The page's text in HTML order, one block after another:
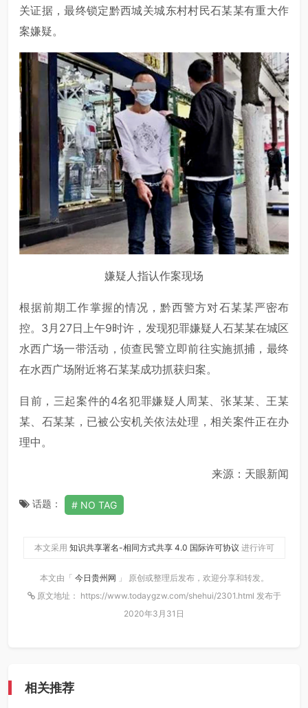
关证据，最终锁定黔西城关城东村村民石某某有重大作
案嫌疑。
嫌疑人指认作案现场
根据前期工作掌握的情况，黔西警方对石某某严密布
控。3月27日上午9时许，发现犯罪嫌疑人石某某在城区
水西广场一带活动，侦查民警立即前往实施抓捕，最终
在水西广场附近将石某某成功抓获归案。
目前，三起案件的4名犯罪嫌疑人周某、张某某、王某
某、石某某，已被公安机关依法处理，相关案件正在办
理中。
来源：天眼新闻
话题： NO TAG
本文采用 知识共享署名-相同方式共享 4.0 国际许可协议 进行许可
本文由「 今日贵州网 」 原创或整理后发布，欢迎分享和转发。
原文地址： https://www.todaygzw.com/shehui/2301.html 发布于
2020年3月31日
相关推荐